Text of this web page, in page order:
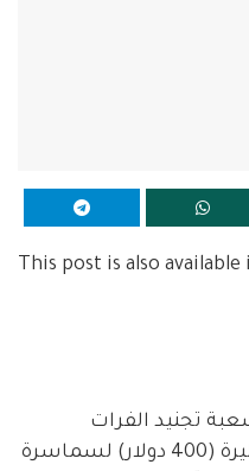
This post is also available
تجنيد الفرات
بمحافظة ديرالزور إلى 6 مليون ليرة (400 دولار) لسماسرة